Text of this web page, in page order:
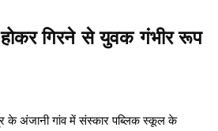
गिरने से युवक गंभीर रूप
के अंजानी गांव में संस्कार पब्लिक स्कूल के